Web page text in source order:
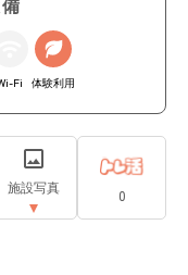
Fi 体験利用
施設写真 0